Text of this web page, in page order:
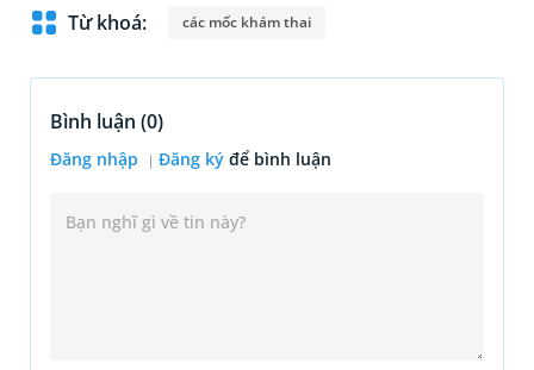
Từ khoá: các mốc khám thai
Bình luận (0)
Đăng nhập Đăng ký để bình luận